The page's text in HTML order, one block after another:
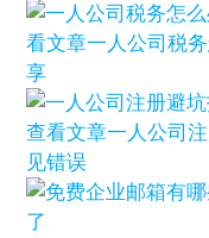
看文章一人公司税
享
查看文章一人公司
见错误